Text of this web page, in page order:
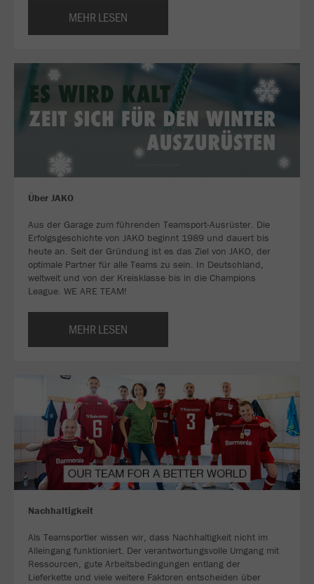
MEHR LESEN
Über JAKO
Aus der Garage zum führenden Teamsport-Ausrüster. Die
Erfolgsgeschichte von JAKO beginnt 1989 und dauert bis
heute an. Seit der Gründung ist es das Ziel von JAKO, der
optimale Partner für alle Teams zu sein. In Deutschland,
weltweit und von der Kreisklasse bis in die Champions
League. WE ARE TEAM!
MEHR LESEN
Nachhaltigkeit
Als Teamsportler wissen wir, dass Nachhaltigkeit nicht im
Alleingang funktioniert. Der verantwortungsvolle Umgang mit
Ressourcen, gute Arbeitsbedingungen entlang der
Lieferkette und viele weitere Faktoren entscheiden über